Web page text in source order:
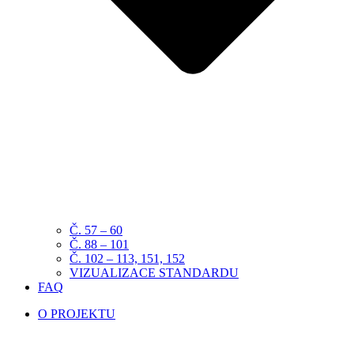
Č. 57 – 60
Č. 88 – 101
Č. 102 – 113, 151, 152
VIZUALIZACE STANDARDU
FAQ
O PROJEKTU